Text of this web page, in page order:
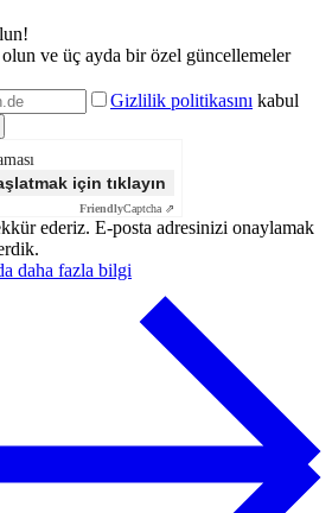
ve üç ayda bir özel güncellemeler
Gizlilik politikasını kabul
için tıklayın
FriendlyCaptcha ⇗
ederiz. E-posta adresinizi onaylamak
daha fazla bilgi